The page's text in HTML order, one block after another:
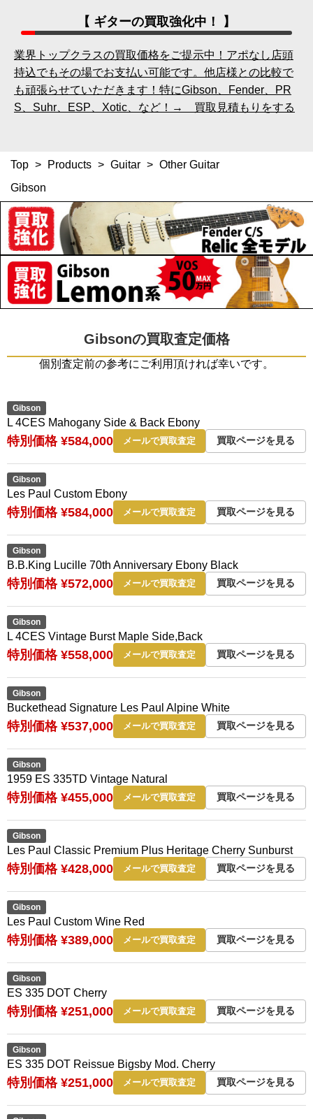
【 ギターの買取強化中！ 】
業界トップクラスの買取価格をご提示中！アポなし店頭
持込でもその場でお支払い可能です。他店様との比較で
も頑張らせていただきます！特にGibson、Fender、PR
S、Suhr、ESP、Xotic、など！→ 買取見積もりをする
Top > Products > Guitar > Other Guitar
Gibson
Gibsonの買取査定価格
個別査定前の参考にご利用頂ければ幸いです。
Gibson
L 4CES Mahogany Side & Back Ebony
特別価格 ¥584,000 メールで買取査定 買取ページを見る
Gibson
Les Paul Custom Ebony
特別価格 ¥584,000 メールで買取査定 買取ページを見る
Gibson
B.B.King Lucille 70th Anniversary Ebony Black
特別価格 ¥572,000 メールで買取査定 買取ページを見る
Gibson
L 4CES Vintage Burst Maple Side,Back
特別価格 ¥558,000 メールで買取査定 買取ページを見る
Gibson
Buckethead Signature Les Paul Alpine White
特別価格 ¥537,000 メールで買取査定 買取ページを見る
Gibson
1959 ES 335TD Vintage Natural
特別価格 ¥455,000 メールで買取査定 買取ページを見る
Gibson
Les Paul Classic Premium Plus Heritage Cherry Sunburst
特別価格 ¥428,000 メールで買取査定 買取ページを見る
Gibson
Les Paul Custom Wine Red
特別価格 ¥389,000 メールで買取査定 買取ページを見る
Gibson
ES 335 DOT Cherry
特別価格 ¥251,000 メールで買取査定 買取ページを見る
Gibson
ES 335 DOT Reissue Bigsby Mod. Cherry
特別価格 ¥251,000 メールで買取査定 買取ページを見る